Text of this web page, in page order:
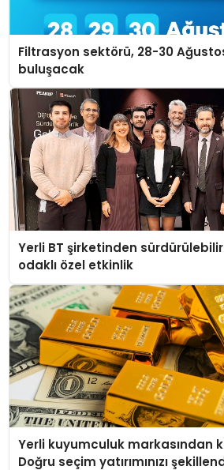
Filtrasyon sektörü, 28-30
buluşacak
Yerli BT şirketinden
odaklı özel etkinlik
Yerli kuyumculuk markasından
Doğru seçim yatırımınızı